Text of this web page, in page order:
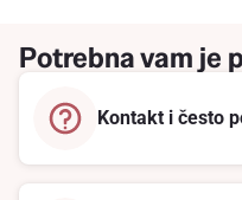
Potrebna vam je
Kontakt i često